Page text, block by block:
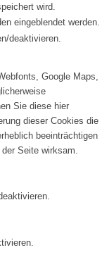
wird.
eingeblendet werden.
deaktivieren.
Google Maps,
Sie diese hier
dieser Cookies die
beeinträchtigen
Seite wirksam.